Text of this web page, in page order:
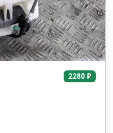
2280 ₽